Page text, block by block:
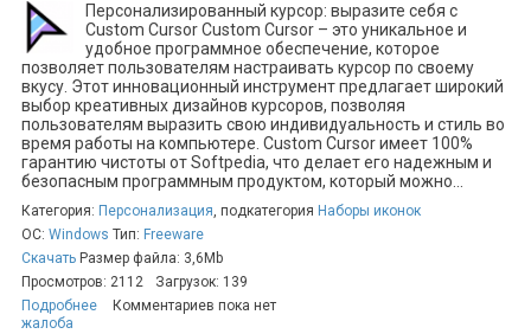
Персонализированный курсор: выразите себя с
Custom Cursor Custom Cursor – это уникальное и
удобное программное обеспечение, которое
позволяет пользователям настраивать курсор по своему
вкусу. Этот инновационный инструмент предлагает широкий
выбор креативных дизайнов курсоров, позволяя
пользователям выразить свою индивидуальность и стиль во
время работы на компьютере. Custom Cursor имеет 100%
гарантию чистоты от Softpedia, что делает его надежным и
безопасным программным продуктом, который можно...
Категория: Персонализация, подкатегория Наборы иконок
ОС: Windows Тип: Freeware
Скачать Размер файла: 3,6Mb
Просмотров: 2112
Загрузок: 139
Подробнее
Комментариев пока нет
жалоба